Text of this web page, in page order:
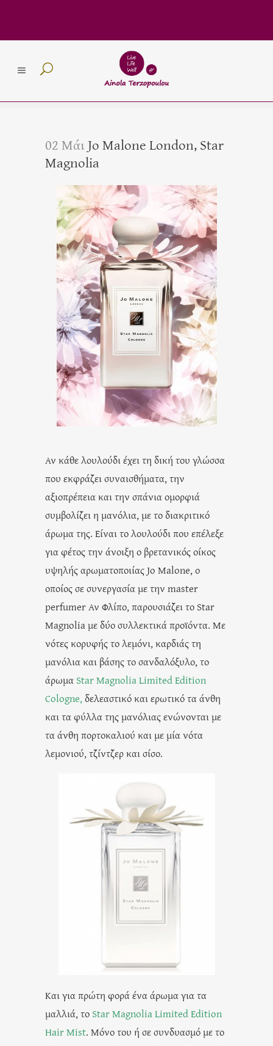
02 ΜάιJo Malone London, Star
Magnolia
Αν κάθε λουλούδι έχει τη δική του γλώσσα
που εκφράζει συναισθήματα, την
αξιοπρέπεια και την σπάνια ομορφιά
συμβολίζει η μανόλια, με το διακριτικό
άρωμα της. Είναι το λουλούδι που επέλεξε
για φέτος την άνοιξη ο βρετανικός οίκος
υψηλής αρωματοποιίας Jo Malone, ο
οποίος σε συνεργασία με την master
perfumer Αν Φλίπο, παρουσιάζει το Star
Magnolia με δύο συλλεκτικά προϊόντα. Με
νότες κορυφής το λεμόνι, καρδιάς τη
μανόλια και βάσης το σανδαλόξυλο, το
άρωμα Star Magnolia Limited Edition
Cologne, δελεαστικό και ερωτικό τα άνθη
και τα φύλλα της μανόλιας ενώνονται με
τα άνθη πορτοκαλιού και με μία νότα
λεμονιού, τζίντζερ και σίσο.
Και για πρώτη φορά ένα άρωμα για τα
μαλλιά, το Star Magnolia Limited Edition
Hair Mist. Μόνο του ή σε συνδυασμό με το